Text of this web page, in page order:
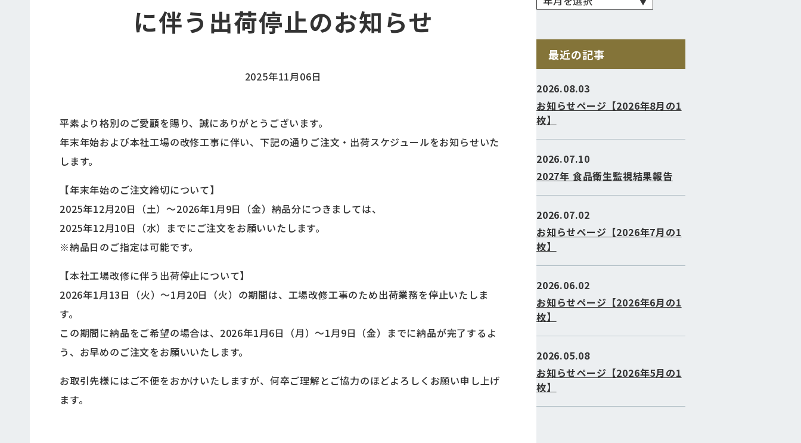
に伴う出荷停止のお知らせ
2025年11月06日
平素より格別のご愛顧を賜り、誠にありがとうございます。
年末年始および本社工場の改修工事に伴い、下記の通りご注文・出荷スケジュールをお知らせいた
します。
【年末年始のご注文締切について】
2025年12月20日（土）～2026年1月9日（金）納品分につきましては、
2025年12月10日（水）までにご注文をお願いいたします。
※納品日のご指定は可能です。
【本社工場改修に伴う出荷停止について】
2026年1月13日（火）～1月20日（火）の期間は、工場改修工事のため出荷業務を停止いたしま
す。
この期間に納品をご希望の場合は、2026年1月6日（月）～1月9日（金）までに納品が完了するよ
う、お早めのご注文をお願いいたします。
お取引先様にはご不便をおかけいたしますが、何卒ご理解とご協力のほどよろしくお願い申し上げ
ます。
最近の記事
2026.08.03
お知らせページ【2026年8月の1
枚】
2026.07.10
2027年 食品衛生監視結果報告
2026.07.02
お知らせページ【2026年7月の1
枚】
2026.06.02
お知らせページ【2026年6月の1
枚】
2026.05.08
お知らせページ【2026年5月の1
枚】